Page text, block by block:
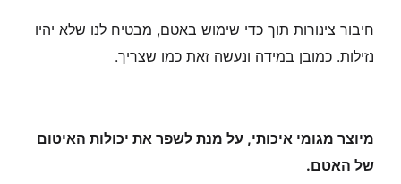
חיבור צינורות תוך כדי שימוש באטם, מבטיח לנו שלא יהיו
נזילות. כמובן במידה ונעשה זאת כמו שצריך.
מיוצר מגומי איכותי, על מנת לשפר את יכולות האיטום
של האטם.